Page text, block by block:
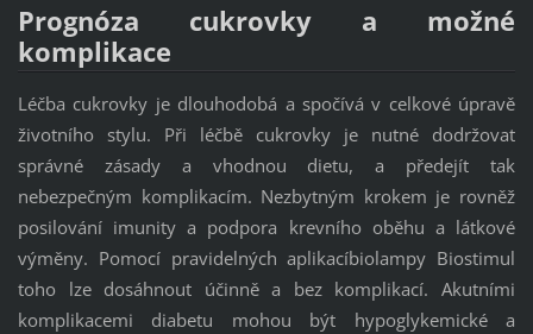
Prognóza cukrovky a možné
komplikace
Léčba cukrovky je dlouhodobá a spočívá v celkové úpravě
životního stylu. Při léčbě cukrovky je nutné dodržovat
správné zásady a vhodnou dietu, a předejít tak
nebezpečným komplikacím. Nezbytným krokem je rovněž
posilování imunity a podpora krevního oběhu a látkové
výměny. Pomocí pravidelných aplikacíbiolampy Biostimul
toho lze dosáhnout účinně a bez komplikací. Akutními
komplikacemi diabetu mohou být hypoglykemické a